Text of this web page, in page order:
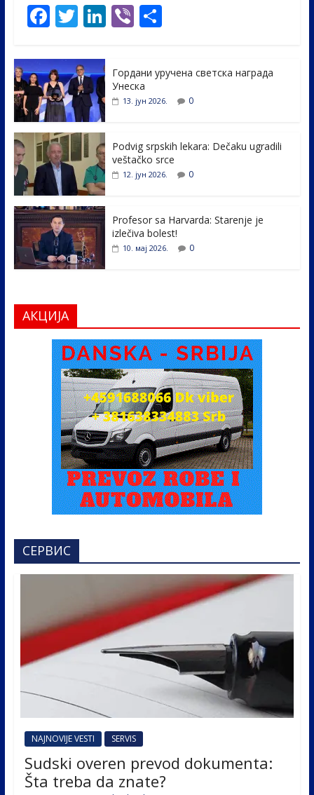
F
e
b
o
o
k
T
itt
er
Li
e
dI
Vi S
e
Гордани уручена светска награда
Унеска
13. јун 2026. 0
Podvig srpskih lekara: Dečaku ugradili
veštačko srce
12. јун 2026. 0
Profesor sa Harvarda: Starenje je
izlečiva bolest!
10. мај 2026. 0
АКЦИЈА
СЕРВИС
NAJNOVIJE VESTI SERVIS
Sudski overen prevod dokumenta:
Šta treba da znate?